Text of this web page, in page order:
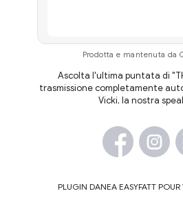
Prodotta e mantenuta da
Ascolta l'ultima puntata di
trasmissione completamente
Vicki, la nostra
PLUGIN DANEA EASYFATT